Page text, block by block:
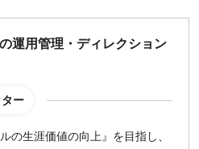
運用管理・ディレクション
ー
の生涯価値の向上』を目指し、